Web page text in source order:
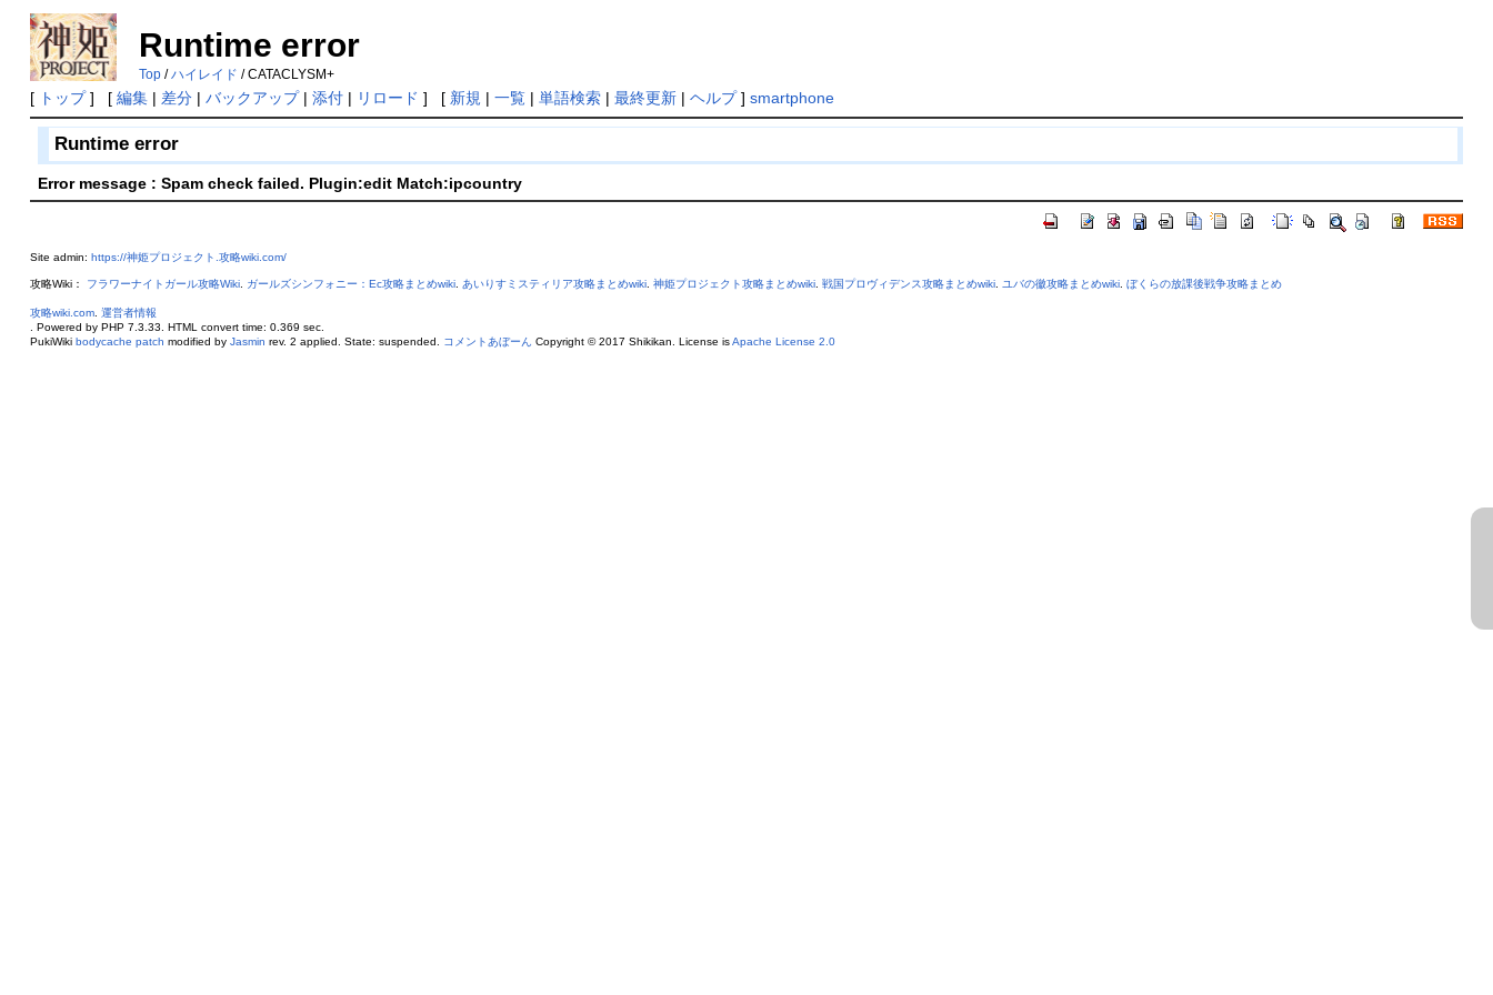
Runtime error
Top/ハイレイド / CATACLYSM+
[ トップ] [ 編集| 差分| バックアップ| 添付| リロード ] [ 新規 | 一覧| 単語検索| 最終更新| ヘルプ] smartphone
Runtime error
Error message : Spam check failed. Plugin:edit Match:ipcountry
Site admin: https://神姫プロジェクト.攻略wiki.com/
攻略Wiki： フラワーナイトガール攻略Wiki. ガールズシンフォニー：Ec攻略まとめwiki. あいりすミスティリア攻略まとめwiki. 神姫プロジェクト攻略まとめwiki. 戦国プロヴィデンス攻略まとめwiki. ユバの徽攻略まとめwiki. ぼくらの放課後戦争攻略まとめ
攻略wiki.com. 運営者情報
. Powered by PHP 7.3.33. HTML convert time: 0.369 sec.
PukiWiki bodycache patch modified by Jasmin rev. 2 applied. State: suspended. コメントあぼーん Copyright © 2017 Shikikan. License isApache License 2.0